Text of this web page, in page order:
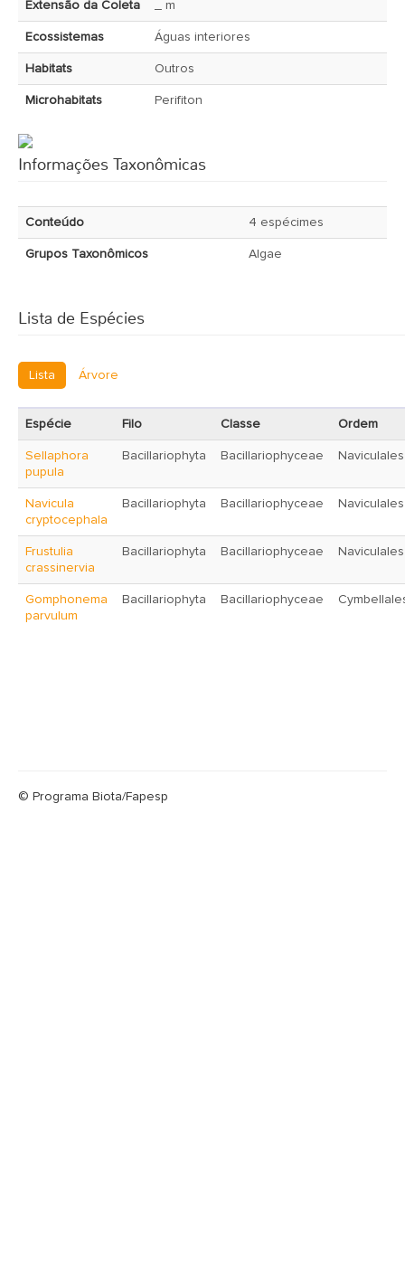
Extensão da Coleta _ m
Ecossistemas Águas interiores
Habitats Outros
Microhabitats Perifiton
Informações Taxonômicas
Conteúdo 4 espécimes
Grupos Taxonômicos Algae
Lista de Espécies
Lista Árvore
Espécie Filo Classe Ordem
Sellaphora
pupula
Bacillariophyta Bacillariophyceae Naviculales
Navicula
cryptocephala
Bacillariophyta Bacillariophyceae Naviculales
Frustulia
crassinervia
Bacillariophyta Bacillariophyceae Naviculales
Gomphonema
parvulum
Bacillariophyta Bacillariophyceae
© Programa Biota/Fapesp